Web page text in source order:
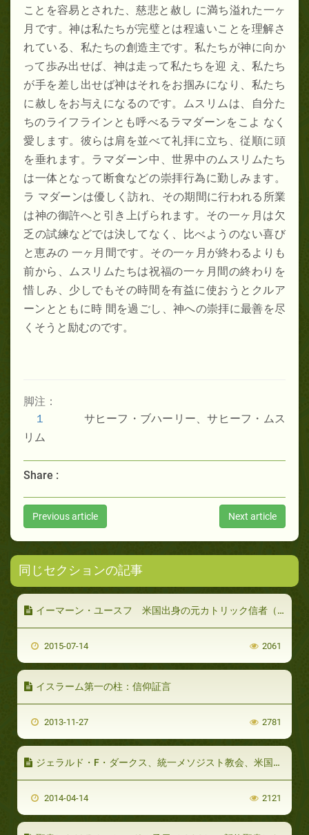
ことを容易とされた、慈悲と赦し に満ち溢れた一ヶ
月です。神は私たちが完璧とは程遠いことを理解さ
れている、私たちの創造主です。私たちが神に向か
って歩み出せば、神は走って私たちを迎 え、私たち
が手を差し出せば神はそれをお掴みになり、私たち
に赦しをお与えになるのです。ムスリムは、自分た
ちのライフラインとも呼べるラマダーンをこよ なく
愛します。彼らは肩を並べて礼拝に立ち、従順に頭
を垂れます。ラマダーン中、世界中のムスリムたち
は一体となって断食などの崇拝行為に勤しみます。
ラ マダーンは優しく訪れ、その期間に行われる所業
は神の御許へと引き上げられます。その一ヶ月は欠
乏の試練などでは決してなく、比べようのない喜び
と恵みの 一ヶ月間です。その一ヶ月が終わるよりも
前から、ムスリムたちは祝福の一ヶ月間の終わりを
惜しみ、少しでもその時間を有益に使おうとクルア
ーンとともに時 間を過ごし、神への崇拝に最善を尽
くそうと励むのです。
脚注：
１
サヒーフ・ブハーリー、サヒーフ・ムス
リム
Share :
Previous article Next article
同じセクションの記事
イーマーン・ユースフ 米国出身の元カトリック信者（３／４）
2015-07-14 2061
イスラーム第一の柱：信仰証言
2013-11-27 2781
ジェラルド・F・ダークス、統一メソジスト教会、米国（パート3/4）
2014-04-14 2121